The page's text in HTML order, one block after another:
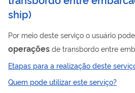
ship)
Por meio deste serviço o usuário
operações de transbordo entre
Para utilizar esse serviço você deve
usuário externo do SEI-ANP. Para
serviço " Solicitar cadastro como
Etapas para a realização deste
Quem pode utilizar este serviço?